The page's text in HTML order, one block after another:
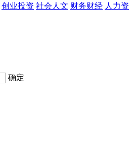
创业投资 社会人文 财务财经 人力资
确定